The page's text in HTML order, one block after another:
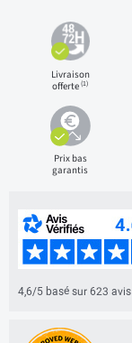
Livraison
offerte(1)
Prix bas
garantis
4,6/5 basé sur 623 avis